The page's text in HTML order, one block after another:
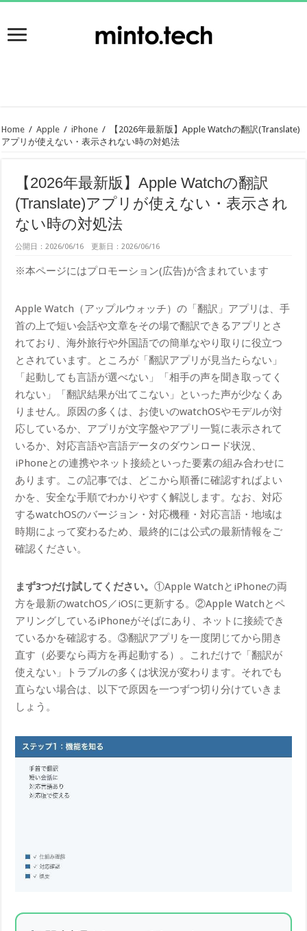
Home / Apple / iPhone /
【2026年最新版】Apple Watchの翻訳(Translate)
アプリが使えない・表示されない時の対処法
【2026年最新版】Apple Watchの翻訳
(Translate)アプリが使えない・表示され
ない時の対処法
公開日：2026/06/16 更新日：2026/06/16
※本ページにはプロモーション(広告)が含まれています
Apple Watch（アップルウォッチ）の「翻訳」アプリは、手
首の上で短い会話や文章をその場で翻訳できるアプリとさ
れており、海外旅行や外国語での簡単なやり取りに役立つ
とされています。ところが「翻訳アプリが見当たらない」
「起動しても言語が選べない」「相手の声を聞き取ってく
れない」「翻訳結果が出てこない」といった声が少なくあ
りません。原因の多くは、お使いのwatchOSやモデルが対
応しているか、アプリが文字盤やアプリ一覧に表示されて
いるか、対応言語や言語データのダウンロード状況、
iPhoneとの連携やネット接続といった要素の組み合わせに
あります。この記事では、どこから順番に確認すればよい
かを、安全な手順でわかりやすく解説します。なお、対応
するwatchOSのバージョン・対応機種・対応言語・地域は
時期によって変わるため、最終的には公式の最新情報をご
確認ください。
まず3つだけ試してください。①Apple WatchとiPhoneの両
方を最新のwatchOS／iOSに更新する。②Apple Watchとペ
アリングしているiPhoneがそばにあり、ネットに接続でき
ているかを確認する。③翻訳アプリを一度閉じてから開き
直す（必要なら両方を再起動する）。これだけで「翻訳が
使えない」トラブルの多くは状況が変わります。それでも
直らない場合は、以下で原因を一つずつ切り分けていきま
しょう。